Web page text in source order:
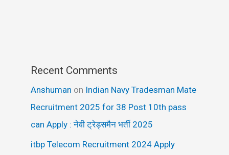
Recent Comments
Anshuman on Indian Navy Tradesman Mate
Recruitment 2025 for 38 Post 10th pass
can Apply : नेवी ट्रेड्समैन भर्ती 2025
itbp Telecom Recruitment 2024 Apply